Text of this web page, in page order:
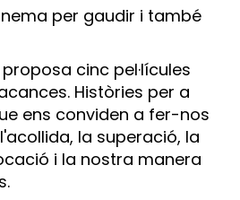
per gaudir i també
proposa cinc pel·lícules
Històries per a
ens conviden a fer-nos
la superació, la
i la nostra manera